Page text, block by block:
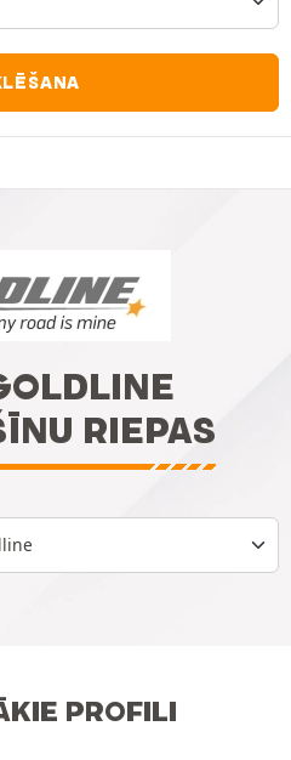
RIEPAS
PROFILI